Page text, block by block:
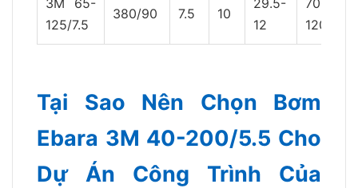
125/7.5
380/90 7.5 10
12
1200
Tại Sao Nên Chọn Bơm
Ebara 3M 40-200/5.5 Cho
Dự Án Công Trình Của